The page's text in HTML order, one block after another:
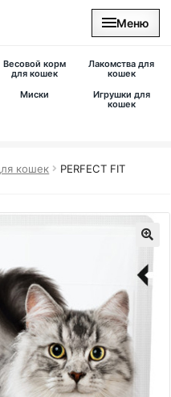
Меню
Весовой корм
для кошек
Лакомства для
кошек
Миски
Игрушки для
кошек
кошек
PERFECT FIT